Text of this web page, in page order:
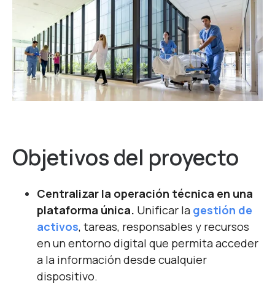
Objetivosdel proyecto
Centralizar la operación técnica en una
plataforma única. Unificar la gestión de
activos, tareas, responsables y recursos
en un entorno digital que permita acceder
a la información desde cualquier
dispositivo.